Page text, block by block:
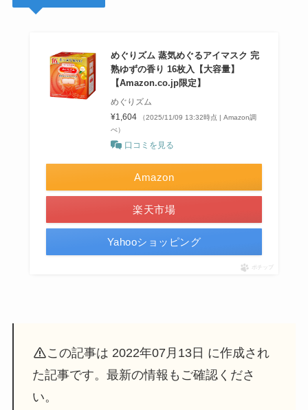
めぐりズム 蒸気めぐるアイマスク 完
熟ゆずの香り 16枚入【大容量】
【Amazon.co.jp限定】
めぐりズム
¥1,604
（2025/11/09 13:32時点 | Amazon調
べ）
口コミを見る
Amazon
楽天市場
Yahooショッピング
ポチップ
この記事は 2022年07月13日 に作成され
た記事です。最新の情報もご確認くださ
い。